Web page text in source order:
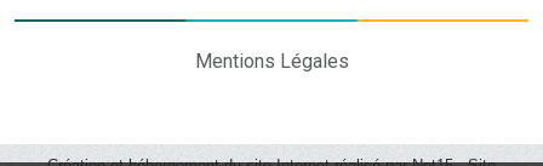
Mentions Légales